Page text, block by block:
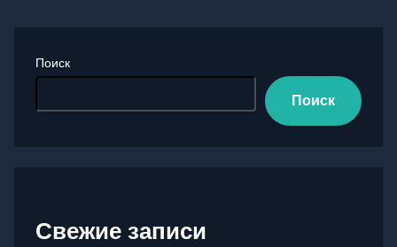
Поиск
Поиск
Свежие записи